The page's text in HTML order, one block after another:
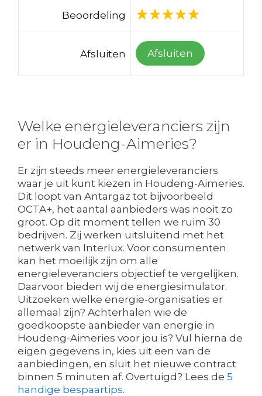
Beoordeling
Afsluiten Afsluiten
Welke energieleveranciers zijn
er in Houdeng-Aimeries?
Er zijn steeds meer energieleveranciers
waar je uit kunt kiezen in Houdeng-Aimeries.
Dit loopt van Antargaz tot bijvoorbeeld
OCTA+, het aantal aanbieders was nooit zo
groot. Op dit moment tellen we ruim 30
bedrijven. Zij werken uitsluitend met het
netwerk van Interlux. Voor consumenten
kan het moeilijk zijn om alle
energieleveranciers objectief te vergelijken.
Daarvoor bieden wij de energiesimulator.
Uitzoeken welke energie-organisaties er
allemaal zijn? Achterhalen wie de
goedkoopste aanbieder van energie in
Houdeng-Aimeries voor jou is? Vul hierna de
eigen gegevens in, kies uit een van de
aanbiedingen, en sluit het nieuwe contract
binnen 5 minuten af. Overtuigd? Lees de 5
handige bespaartips.